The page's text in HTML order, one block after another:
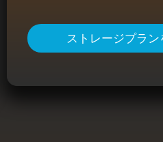
ストレージプラン